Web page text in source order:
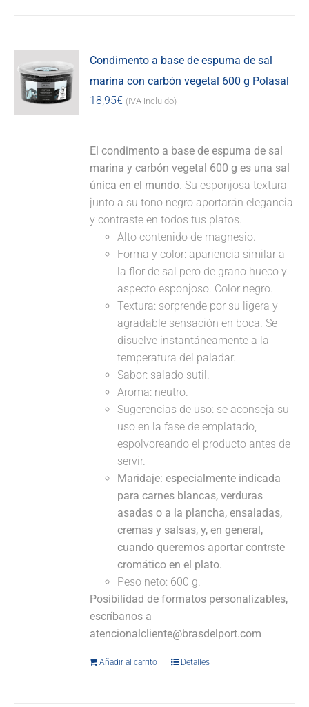
Condimento a base de espuma de sal
marina con carbón vegetal 600 g Polasal
18,95€ (IVA incluido)
El condimento a base de espuma de sal
marina y carbón vegetal 600 g es una sal
única en el mundo. Su esponjosa textura
junto a su tono negro aportarán elegancia
y contraste en todos tus platos.
Alto contenido de magnesio.
Forma y color: apariencia similar a
la flor de sal pero de grano hueco y
aspecto esponjoso. Color negro.
Textura: sorprende por su ligera y
agradable sensación en boca. Se
disuelve instantáneamente a la
temperatura del paladar.
Sabor: salado sutil.
Aroma: neutro.
Sugerencias de uso: se aconseja su
uso en la fase de emplatado,
espolvoreando el producto antes de
servir.
Maridaje: especialmente indicada
para carnes blancas, verduras
asadas o a la plancha, ensaladas,
cremas y salsas, y, en general,
cuando queremos aportar contrste
cromático en el plato.
Peso neto: 600 g.
Posibilidad de formatos personalizables,
escríbanos a
atencionalcliente@brasdelport.com
Añadir al carrito Detalles